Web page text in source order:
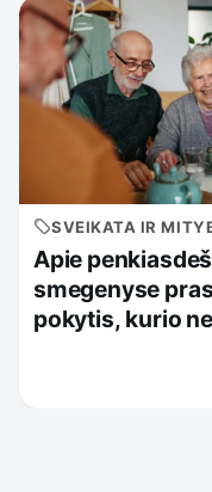
SVEIKATA IR
Apie
smegenyse
pokytis, kurio